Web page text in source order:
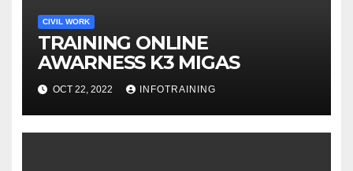
CIVIL WORK
TRAINING ONLINE
AWARNESS K3 MIGAS
OCT 22, 2022 INFOTRAINING